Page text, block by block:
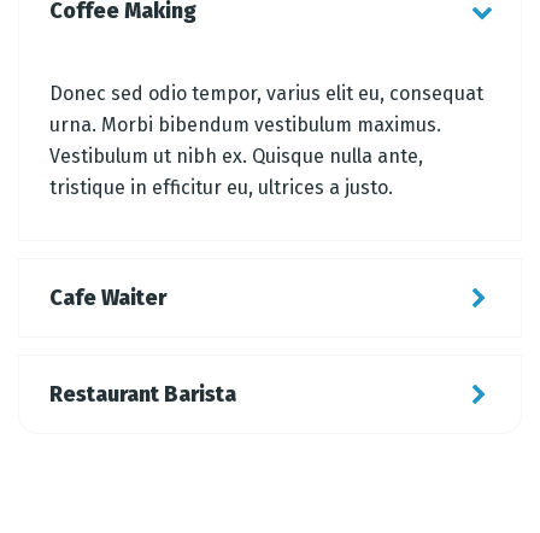
Coffee Making
Donec sed odio tempor, varius elit eu, consequat
urna. Morbi bibendum vestibulum maximus.
Vestibulum ut nibh ex. Quisque nulla ante,
tristique in efficitur eu, ultrices a justo.
Cafe Waiter
Restaurant Barista